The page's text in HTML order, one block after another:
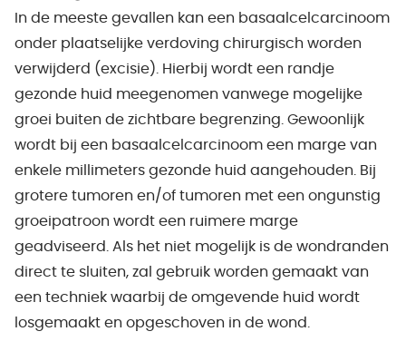
In de meeste gevallen kan een basaalcelcarcinoom
onder plaatselijke verdoving chirurgisch worden
verwijderd (excisie). Hierbij wordt een randje
gezonde huid meegenomen vanwege mogelijke
groei buiten de zichtbare begrenzing. Gewoonlijk
wordt bij een basaalcelcarcinoom een marge van
enkele millimeters gezonde huid aangehouden. Bij
grotere tumoren en/of tumoren met een ongunstig
groeipatroon wordt een ruimere marge
geadviseerd. Als het niet mogelijk is de wondranden
direct te sluiten, zal gebruik worden gemaakt van
een techniek waarbij de omgevende huid wordt
losgemaakt en opgeschoven in de wond.